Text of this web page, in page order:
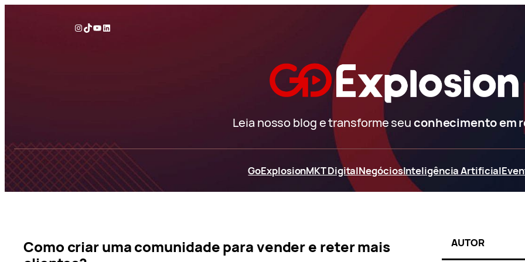
InstagramTikTok YouTube LinkedIn
Leia nosso blog e transforme seuconhecimento em
GoExplosionMKT DigitalNegóciosInteligência Artificial
Como criar uma comunidade para vender e reter mais
AUTOR